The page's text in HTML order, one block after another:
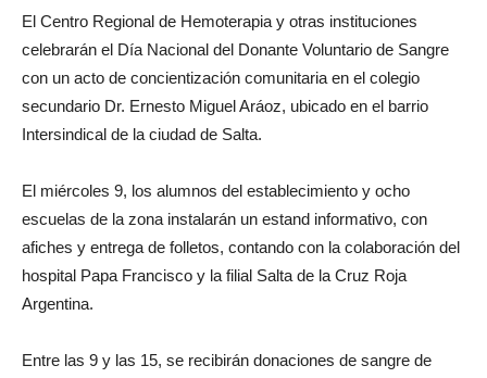
El Centro Regional de Hemoterapia y otras instituciones
celebrarán el Día Nacional del Donante Voluntario de Sangre
con un acto de concientización comunitaria en el colegio
secundario Dr. Ernesto Miguel Aráoz, ubicado en el barrio
Intersindical de la ciudad de Salta.
El miércoles 9, los alumnos del establecimiento y ocho
escuelas de la zona instalarán un estand informativo, con
afiches y entrega de folletos, contando con la colaboración del
hospital Papa Francisco y la filial Salta de la Cruz Roja
Argentina.
Entre las 9 y las 15, se recibirán donaciones de sangre de